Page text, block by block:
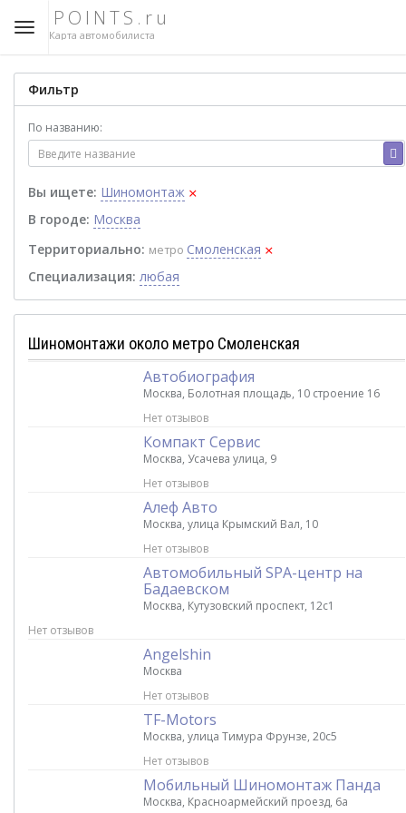
POINTS.ru
Карта автомобилиста
Фильтр
По названию:
Вы ищете: Шиномонтаж ×
В городе: Москва
Территориально: метро Смоленская ×
Специализация: любая
Шиномонтажи около метро Смоленская
Автобиография
Москва, Болотная площадь, 10 строение 16
Нет отзывов
Компакт Сервис
Москва, Усачева улица, 9
Нет отзывов
Алеф Авто
Москва, улица Крымский Вал, 10
Нет отзывов
Автомобильный SPA-центр на
Бадаевском
Москва, Кутузовский проспект, 12с1
Нет отзывов
Angelshin
Москва
Нет отзывов
TF-Motors
Москва, улица Тимура Фрунзе, 20с5
Нет отзывов
Мобильный Шиномонтаж Панда
Москва, Красноармейский проезд, 6а